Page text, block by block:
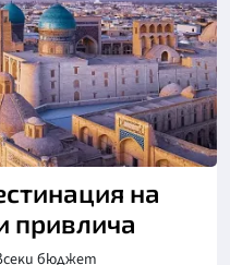
на
привлича
бюджeт